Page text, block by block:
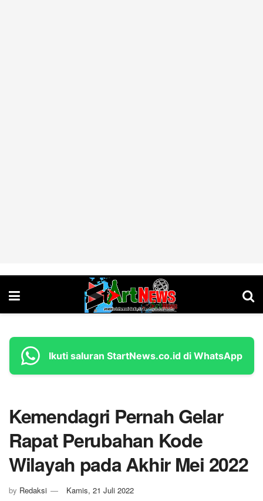
Ikuti saluran StartNews.co.id di WhatsApp
Kemendagri Pernah Gelar
Rapat Perubahan Kode
Wilayah pada Akhir Mei 2022
by Redaksi Kamis, 21 Juli 2022